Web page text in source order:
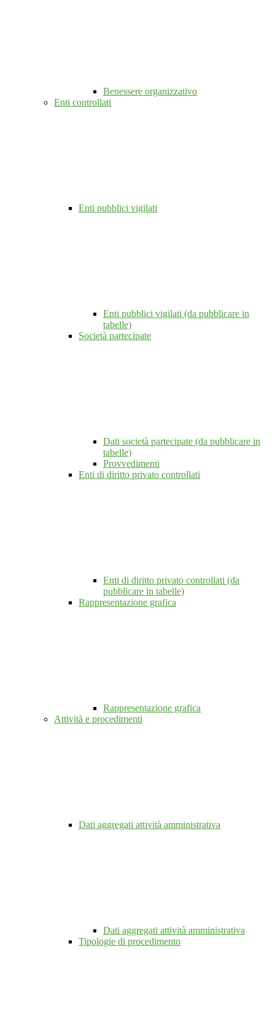
Benessere organizzativo
Enti controllati
Enti pubblici vigilati
Enti pubblici vigilati (da pubblicare in
tabelle)
Società partecipate
Dati società partecipate (da pubblicare in
tabelle)
Provvedimenti
Enti di diritto privato controllati
Enti di diritto privato controllati (da
pubblicare in tabelle)
Rappresentazione grafica
Rappresentazione grafica
Attività e procedimenti
Dati aggregati attività amministrativa
Dati aggregati attività amministrativa
Tipologie di procedimento